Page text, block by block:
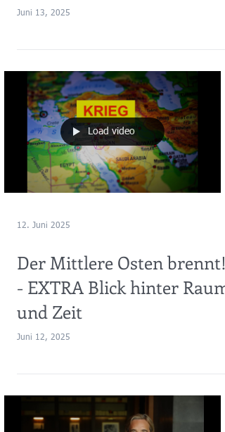
Juni 13, 2025
Load video
12. Juni 2025
Der Mittlere Osten brennt!
- EXTRA Blick hinter Raum
und Zeit
Juni 12, 2025